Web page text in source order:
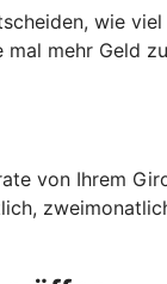
wie
mehr Geld
von Ihrem